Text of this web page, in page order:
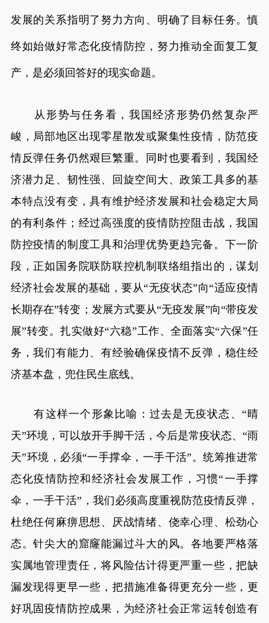
发展的关系指明了努力方向、明确了目标任务。慎
终如始做好常态化疫情防控，努力推动全面复工复
产，是必须回答好的现实命题。
从形势与任务看，我国经济形势仍然复杂严
峻，局部地区出现零星散发或聚集性疫情，防范疫
情反弹任务仍然艰巨繁重。同时也要看到，我国经
济潜力足、韧性强、回旋空间大、政策工具多的基
本特点没有变，具有维护经济发展和社会稳定大局
的有利条件；经过高强度的疫情防控阻击战，我国
防控疫情的制度工具和治理优势更趋完备。下一阶
段，正如国务院联防联控机制联络组指出的，谋划
经济社会发展的基础，要从“无疫状态”向“适应疫情
长期存在”转变；发展方式要从“无疫发展”向“带疫发
展”转变。扎实做好“六稳”工作、全面落实“六保”任
务，我们有能力、有经验确保疫情不反弹，稳住经
济基本盘，兜住民生底线。
有这样一个形象比喻：过去是无疫状态、“晴
天”环境，可以放开手脚干活，今后是常疫状态、“雨
天”环境，必须“一手撑伞，一手干活”。统筹推进常
态化疫情防控和经济社会发展工作，习惯“一手撑
伞，一手干活”，我们必须高度重视防范疫情反弹，
杜绝任何麻痹思想、厌战情绪、侥幸心理、松劲心
态。针尖大的窟窿能漏过斗大的风。各地要严格落
实属地管理责任，将风险估计得更严重一些，把缺
漏发现得更早一些，把措施准备得更充分一些，更
好巩固疫情防控成果，为经济社会正常运转创造有